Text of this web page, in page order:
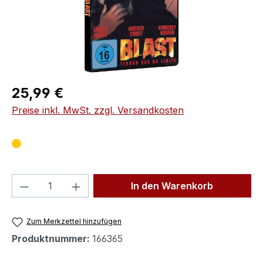
Regulärer Preis:
25,99 €
Preise inkl. MwSt. zzgl. Versandkosten
Produkt Anzahl: Gib denIn den Warenkorb
Zum Merkzettel hinzufügen
Produktnummer: 166365